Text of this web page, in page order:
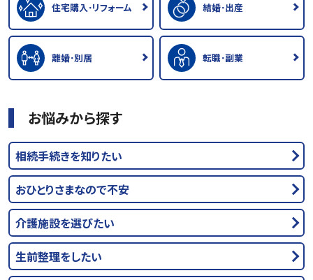
住宅購入･リフォーム 結婚･出産
離婚･別居 転職･副業
お悩みから探す
相続手続きを知りたい
おひとりさまなので不安
介護施設を選びたい
生前整理をしたい